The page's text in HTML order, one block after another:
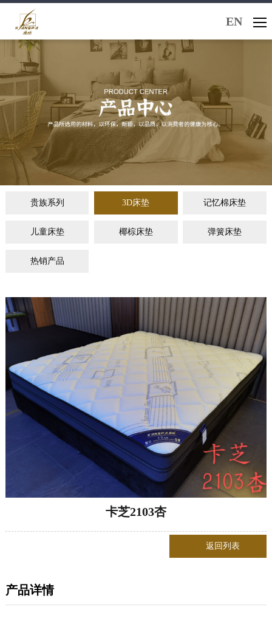
EN
贵族系列 3D床垫 记忆棉床垫
儿童床垫 椰棕床垫 弹簧床垫
热销产品
卡芝2103杏
返回列表
产品详情